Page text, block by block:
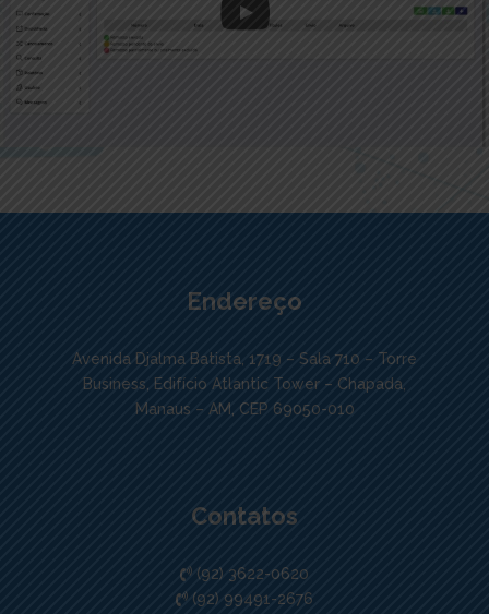
Endereço
Avenida Djalma Batista, 1719 – Sala 710 – Torre
Business, Edifício Atlantic Tower – Chapada,
Manaus – AM, CEP 69050-010
Contatos
(92) 3622-0620
(92) 99491-2676